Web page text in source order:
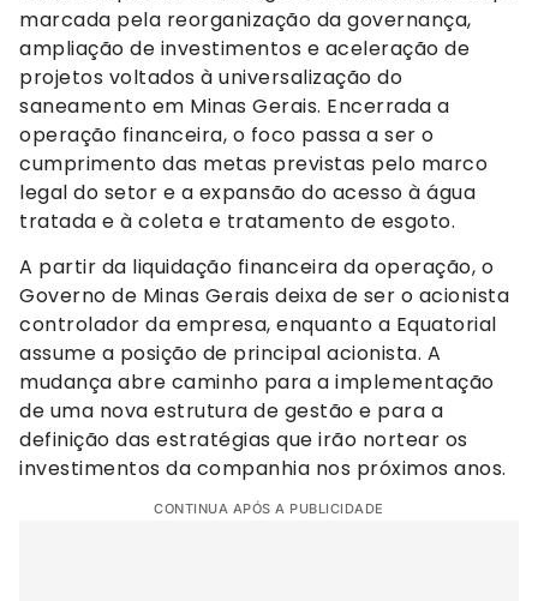
marcada pela reorganização da governança,
ampliação de investimentos e aceleração de
projetos voltados à universalização do
saneamento em Minas Gerais. Encerrada a
operação financeira, o foco passa a ser o
cumprimento das metas previstas pelo marco
legal do setor e a expansão do acesso à água
tratada e à coleta e tratamento de esgoto.
A partir da liquidação financeira da operação, o
Governo de Minas Gerais deixa de ser o acionista
controlador da empresa, enquanto a Equatorial
assume a posição de principal acionista. A
mudança abre caminho para a implementação
de uma nova estrutura de gestão e para a
definição das estratégias que irão nortear os
investimentos da companhia nos próximos anos.
CONTINUA APÓS A PUBLICIDADE